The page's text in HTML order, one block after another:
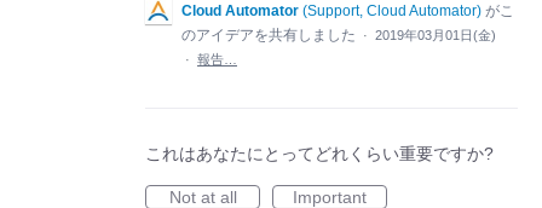
Cloud Automator (Support, Cloud Automator) がこ
のアイデアを共有しました
· 2019年03月01日(金)
· 報告…
これはあなたにとってどれくらい重要ですか?
Not at all
Important